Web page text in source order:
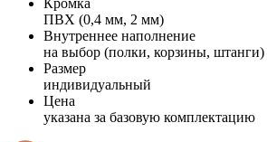
ПВХ (0,4 мм, 2 мм)
Внутреннее наполнение
на выбор (полки, корзины, штанги)
Размер
индивидуальный
Цена
указана за базовую комплектацию